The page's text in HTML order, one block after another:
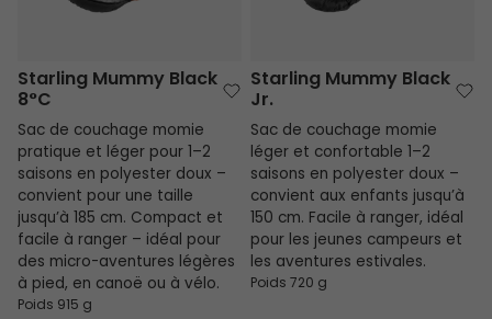
Starling Mummy Black
8°C
Sac de couchage momie
pratique et léger pour 1–2
saisons en polyester doux –
convient pour une taille
jusqu’à 185 cm. Compact et
facile à ranger – idéal pour
des micro-aventures légères
à pied, en canoë ou à vélo.
Poids 915 g
Starling Mummy Black
Jr.
Sac de couchage momie
léger et confortable 1–2
saisons en polyester doux –
convient aux enfants jusqu’à
150 cm. Facile à ranger, idéal
pour les jeunes campeurs et
les aventures estivales.
Poids 720 g